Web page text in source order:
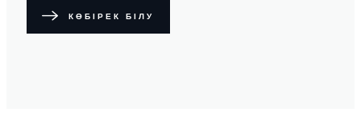
КӨБІРЕК БІЛУ